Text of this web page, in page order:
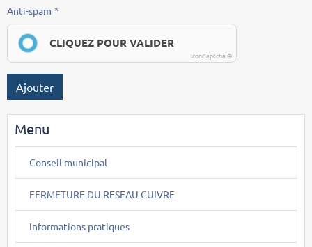
Anti-spam
CLIQUEZ POUR VALIDER
IconCaptcha ©
Ajouter
Menu
Conseil municipal
FERMETURE DU RESEAU CUIVRE
Informations pratiques